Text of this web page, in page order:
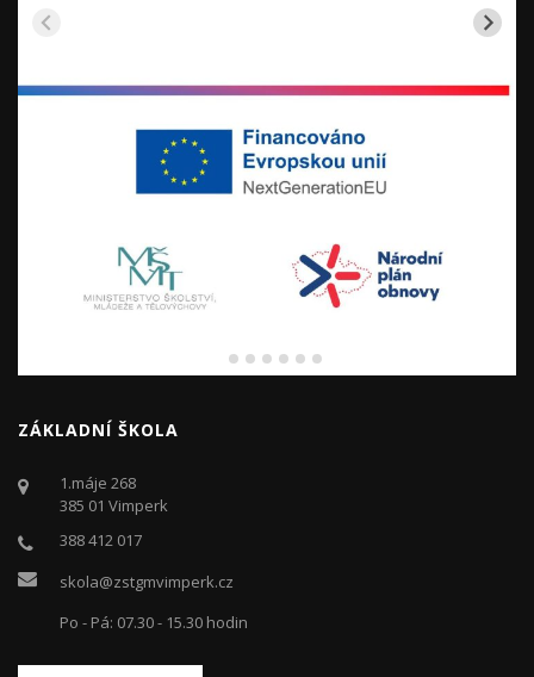
ZÁKLADNÍ ŠKOLA
1.máje 268
385 01 Vimperk
388 412 017
skola@zstgmvimperk.cz
Po - Pá: 07.30 - 15.30 hodin